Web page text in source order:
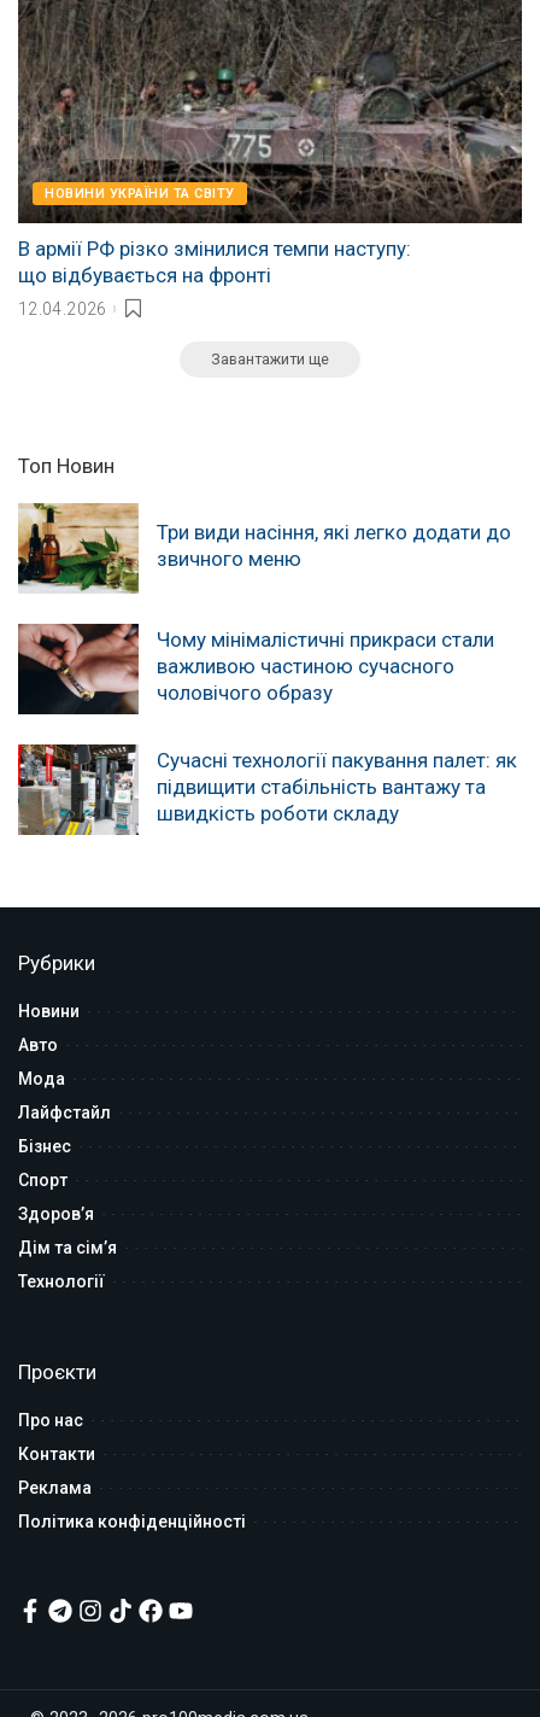
НОВИНИ УКРАЇНИ ТА СВІТУ
В армії РФ різко змінилися темпи наступу:
що відбувається на фронті
12.04.2026
Завантажити ще
Топ Новин
Три види насіння, які легко додати до
звичного меню
Чому мінімалістичні прикраси стали
важливою частиною сучасного
чоловічого образу
Сучасні технології пакування палет: як
підвищити стабільність вантажу та
швидкість роботи складу
Рубрики
Новини
Авто
Мода
Лайфстайл
Бізнес
Спорт
Здоров’я
Дім та сім’я
Технології
Проєкти
Про нас
Контакти
Реклама
Політика конфіденційності